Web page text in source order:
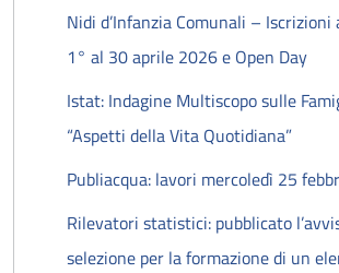
Nidi d’Infanzia Comunali – Iscrizioni
1° al 30 aprile 2026 e Open Day
Istat: Indagine Multiscopo sulle
“Aspetti della Vita Quotidiana”
Publiacqua: lavori mercoledì 25
Rilevatori statistici: pubblicato
selezione per la formazione di un